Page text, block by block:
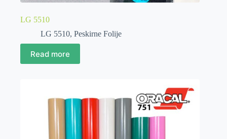
LG 5510
LG 5510, Peskirne Folije
Read more